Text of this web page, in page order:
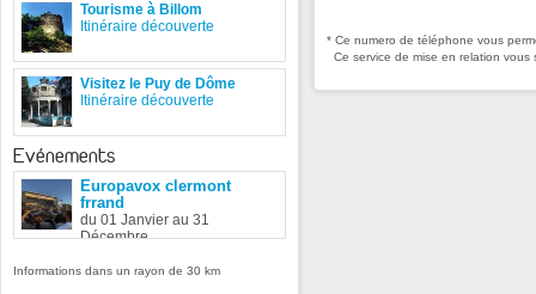
* Ce numero de téléphone vous
Ce service de mise en relation
Tourisme à Billom
Itinéraire découverte
Visitez le Puy de Dôme
Itinéraire découverte
Evénements
Europavox clermont
frrand
du 01 Janvier au 31
Décembre
Informations dans un rayon de 30 km